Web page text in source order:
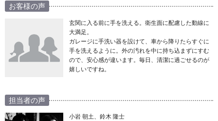
お客様の声
玄関に入る前に手を洗える。衛生面に配慮した動線に
大満足。
ガレージに手洗い器を設けて、車から降りたらすぐに
手を洗えるように。外の汚れを中に持ち込まずにすむ
ので、安心感が違います。毎日、清潔に過ごせるのが
嬉しいですね。
担当者の声
小岩 朝土、鈴木 隆士